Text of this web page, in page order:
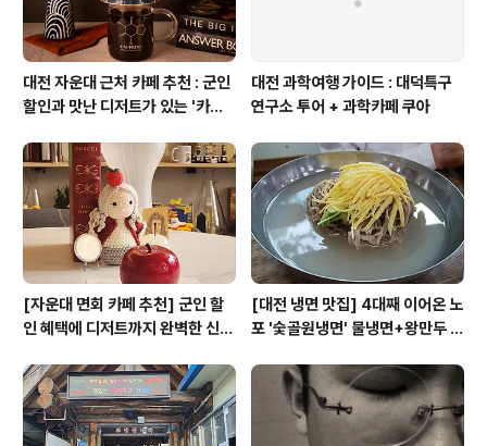
대전 자운대 근처 카페 추천 : 군인
할인과 맛난 디저트가 있는 '카페
대전 과학여행 가이드 : 대덕특구
연구소 투어 + 과학카페 쿠아
[자운대 면회 카페 추천] 군인 할
인 혜택에 디저트까지 완벽한 신성
[대전 냉면 맛집] 4대째 이어온 노
포 '숯골원냉면' 물냉면+왕만두 조